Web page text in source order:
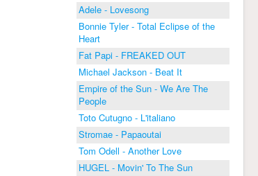
Adele - Lovesong
Bonnie Tyler - Total Eclipse of the
Heart
Fat Papi - FREAKED OUT
Michael Jackson - Beat It
Empire of the Sun - We Are The
People
Toto Cutugno - L'italiano
Stromae - Papaoutai
Tom Odell - Another Love
HUGEL - Movin' To The Sun